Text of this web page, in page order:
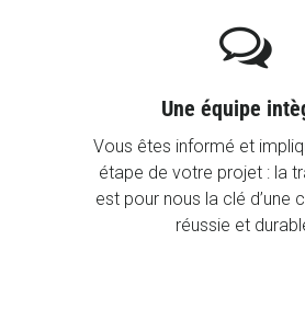

Une équipe
Vous êtes informé et
étape de votre projet : la
est pour nous la clé d’une
réussie et